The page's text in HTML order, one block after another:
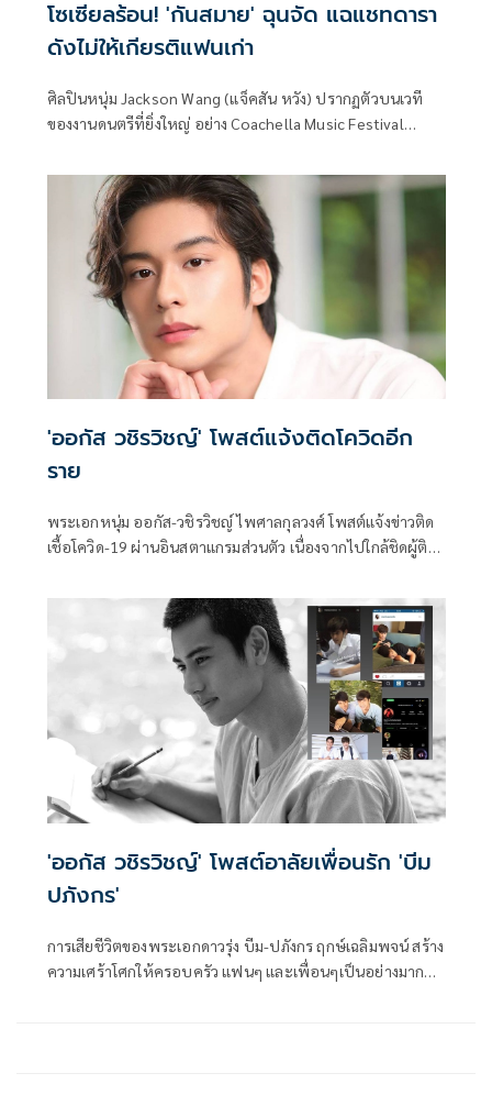
โซเซียลร้อน! 'กันสมาย' ฉุนจัด แฉแชทดารา
ดังไม่ให้เกียรติแฟนเก่า
ศิลปินหนุ่ม Jackson Wang (แจ็คสัน หวัง) ปรากฏตัวบนเวที
ของงานดนตรีที่ยิ่งใหญ่ อย่าง Coachella Music Festival
ศิลปินวง Number i ในเพลง 'GOAT (Jackson Wang Remix)'
และศิลปินสาว BIBI ในเพลง ‘Feeling Lucky
'ออกัส วชิรวิชญ์' โพสต์แจ้งติดโควิดอีก
ราย
พระเอกหนุ่ม ออกัส-วชิรวิชญ์ ไพศาลกุลวงศ์ โพสต์แจ้งข่าวติด
เชื้อโควิด-19 ผ่านอินสตาแกรมส่วนตัว เนื่องจากไปใกล้ชิดผู้ติด
'ออกัส วชิรวิชญ์' โพสต์อาลัยเพื่อนรัก 'บีม
ปภังกร'
การเสียชีวิตของพระเอกดาวรุ่ง บีม-ปภังกร ฤกษ์เฉลิมพจน์ สร้าง
ความเศร้าโศกให้ครอบครัว แฟนๆ และเพื่อนๆเป็นอย่างมาก